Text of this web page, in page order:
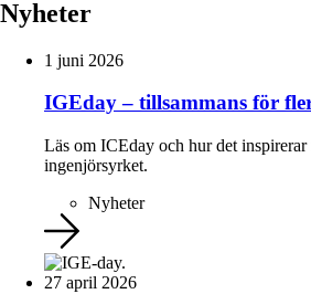
Nyheter
1 juni 2026
IGEday – tillsammans för
Läs om ICEday och hur det
ingenjörsyrket.
Nyheter
27 april 2026